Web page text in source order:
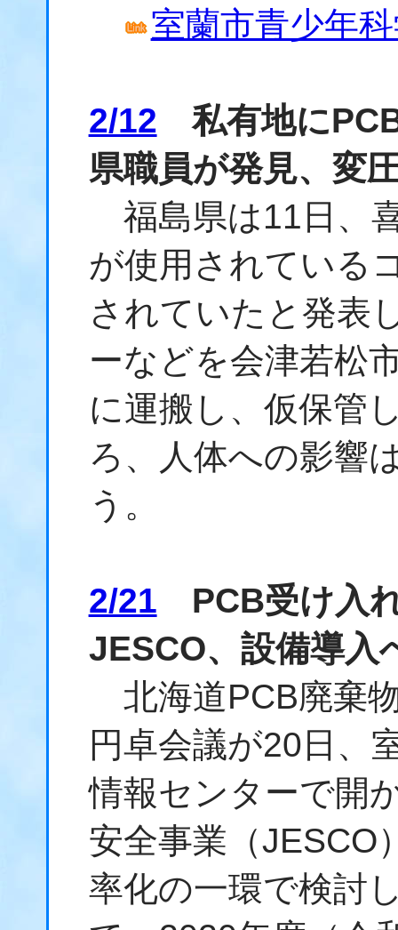
室蘭市青少年
2/12 私有地に
県職員が発見、変
福島県は11日、
が使用されている
されていたと発表
ーなどを会津若松
に運搬し、仮保管
ろ、人体への影響
う。
2/21 PCB受け入
JESCO、設備導入
北海道PCB廃棄
円卓会議が20日、
情報センターで開
安全事業（JESCO
率化の一環で検討